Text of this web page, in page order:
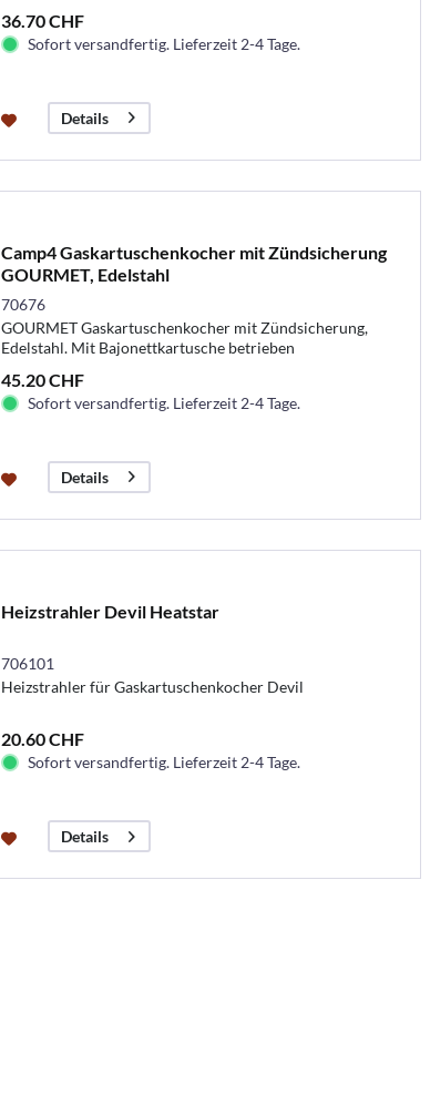
36.70 CHF
Sofort versandfertig. Lieferzeit 2-4 Tage.
Details
Camp4 Gaskartuschenkocher mit Zündsicherung
GOURMET, Edelstahl
70676
GOURMET Gaskartuschenkocher mit Zündsicherung,
Edelstahl. Mit Bajonettkartusche betrieben
45.20 CHF
Sofort versandfertig. Lieferzeit 2-4 Tage.
Details
Heizstrahler Devil Heatstar
706101
Heizstrahler für Gaskartuschenkocher Devil
20.60 CHF
Sofort versandfertig. Lieferzeit 2-4 Tage.
Details